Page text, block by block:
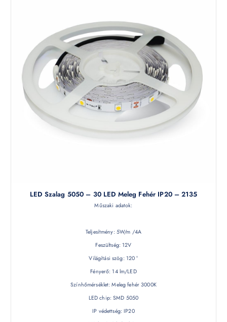
LED Szalag 5050 – 30 LED Meleg Fehér IP20 – 2135
Műszaki adatok:
Teljesítmény: 5W/m /4A
Feszültség: 12V
Világítási szög: 120 °
Fényerő: 14 lm/LED
Színhőmérséklet: Meleg fehér 3000K
LED chip: SMD 5050
IP védettség: IP20